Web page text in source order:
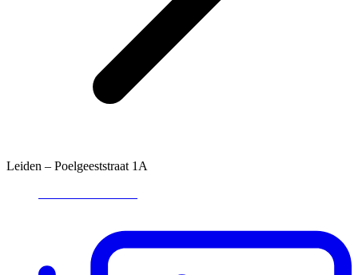
Leiden – Poelgeeststraat 1A